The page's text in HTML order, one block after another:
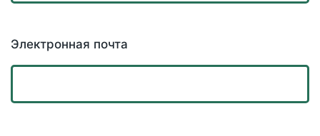
Электронная почта